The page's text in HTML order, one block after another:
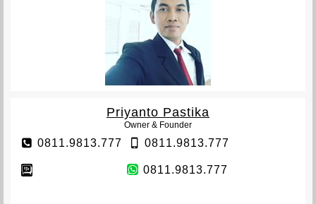
Priyanto Pastika
Owner & Founder
0811.9813.777 0811.9813.777
0811.9813.777